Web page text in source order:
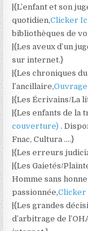
|{L’enfant et son
quotidien,Clicker
bibliothèques de
|{Les aveux d’un
sur internet.}
|{Les chroniques
l’ancillaire,
|{Les Écrivains/La
|{Les enfants de la
couverture).
Fnac, Cultura ….}
|{Les erreurs
|{Les Gaietés/
Homme sans
passionnée,
|{Les grandes
d’arbitrage de